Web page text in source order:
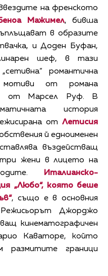
на френското
Мажимел, бивша
в образите
и Доден Буфан,
шеф, в тази
романтична
мотиви от романа
от Марсел Руф. В
история
от Летисия
й едноименен
въздействащ
жени в лицето на
Италианско-
„Любо“, която беше
, също е в основния
Джорджо
кинематографичен
Каваторе, който
размитите граници